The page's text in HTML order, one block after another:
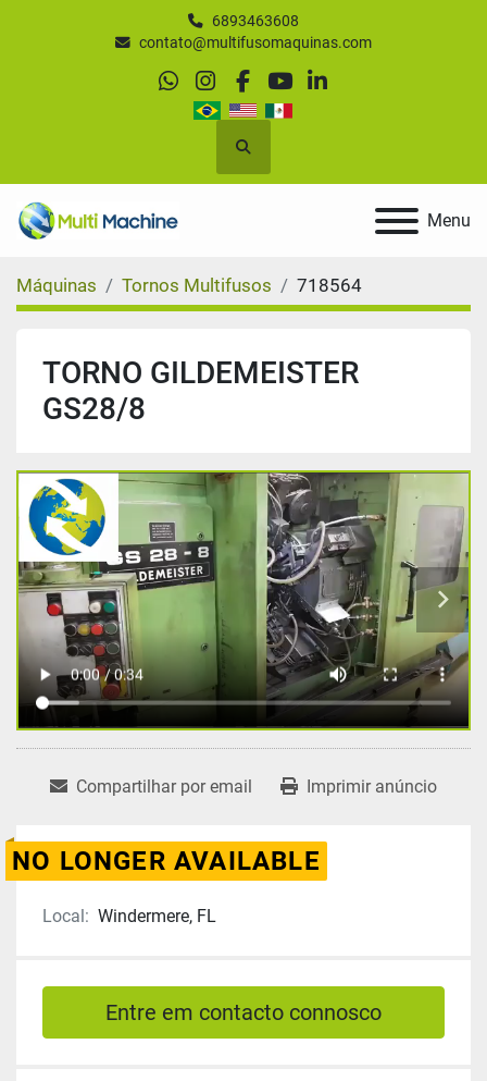
6893463608
contato@multifusomaquinas.com
whatsapp
instagram
facebook
youtubelinkedin
Pesquisar
Menu
Máquinas Tornos Multifusos 718564
TORNO GILDEMEISTER
GS28/8
Compartilhar por email Imprimir anúncio
NO LONGER AVAILABLE
Local: Windermere, FL
Entre em contacto connosco